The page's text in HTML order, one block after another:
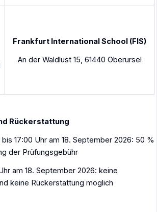
정 확대
화 행사
자세히 보기
한국 유학 지원
대학 진학 종합 지원 서비스
Frankfurt International School (FIS)
An der Waldlust 15, 61440 Oberursel
Rückerstattung
17:00 Uhr am 18. September 2026: 50 %
der Prüfungsgebühr
am 18. September 2026: keine
keine Rückerstattung möglich